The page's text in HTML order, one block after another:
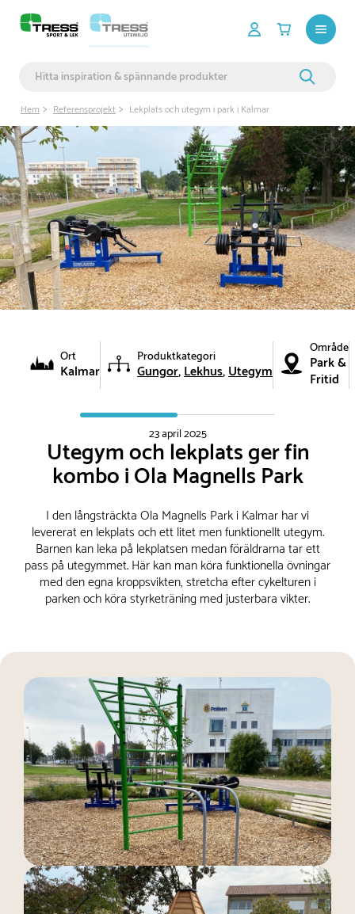
Hem Referensprojekt Lekplats och utegym i park i Kalmar
Ort
Kalmar
Produktkategori
Gungor Lekhus Utegym
Område
Park &
Fritid
23 april 2025
Utegym och lekplats ger fin
kombo i Ola Magnells Park
I den långsträckta Ola Magnells Park i Kalmar har vi
levererat en lekplats och ett litet men funktionellt utegym.
Barnen kan leka på lekplatsen medan föräldrarna tar ett
pass på utegymmet. Här kan man köra funktionella övningar
med den egna kroppsvikten, stretcha efter cykelturen i
parken och köra styrketräning med justerbara vikter.